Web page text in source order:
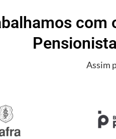
com
Assim